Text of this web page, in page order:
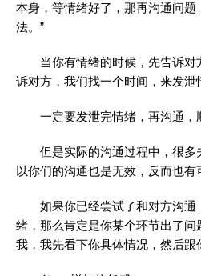
本身，等情绪好了，那再沟通问题
法。”
当你有情绪的时候，先告诉
诉对方，我们找一个时间，来发泄
一定要发泄完情绪，再沟通，
但是实际的沟通过程中，很
以你们的沟通也是无效，反而也有
如果你已经尝试了和对方沟
绪，那么肯定是你某个环节出了
我，我先看下你具体情况，然后跟